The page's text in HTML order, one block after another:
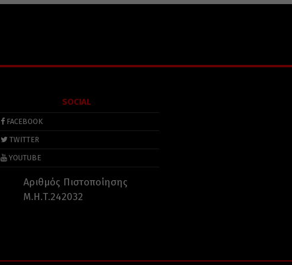
SOCIAL
FACEBOOK
TWITTER
YOUTUBE
Αριθμός Πιστοποίησης
Μ.Η.Τ.242032